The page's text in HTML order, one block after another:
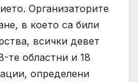
Организаторите
в което са били
всички девет
те областни и 18
определени